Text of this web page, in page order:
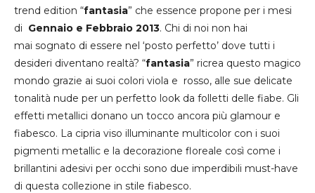
trend edition “fantasia” che essence propone per i mesi
di Gennaio e Febbraio 2013. Chi di noi non hai
mai sognato di essere nel ‘posto perfetto’ dove tutti i
desideri diventano realtà? “fantasia” ricrea questo magico
mondo grazie ai suoi colori viola e rosso, alle sue delicate
tonalità nude per un perfetto look da folletti delle fiabe. Gli
effetti metallici donano un tocco ancora più glamour e
fiabesco. La cipria viso illuminante multicolor con i suoi
pigmenti metallic e la decorazione floreale così come i
brillantini adesivi per occhi sono due imperdibili must-have
di questa collezione in stile fiabesco.